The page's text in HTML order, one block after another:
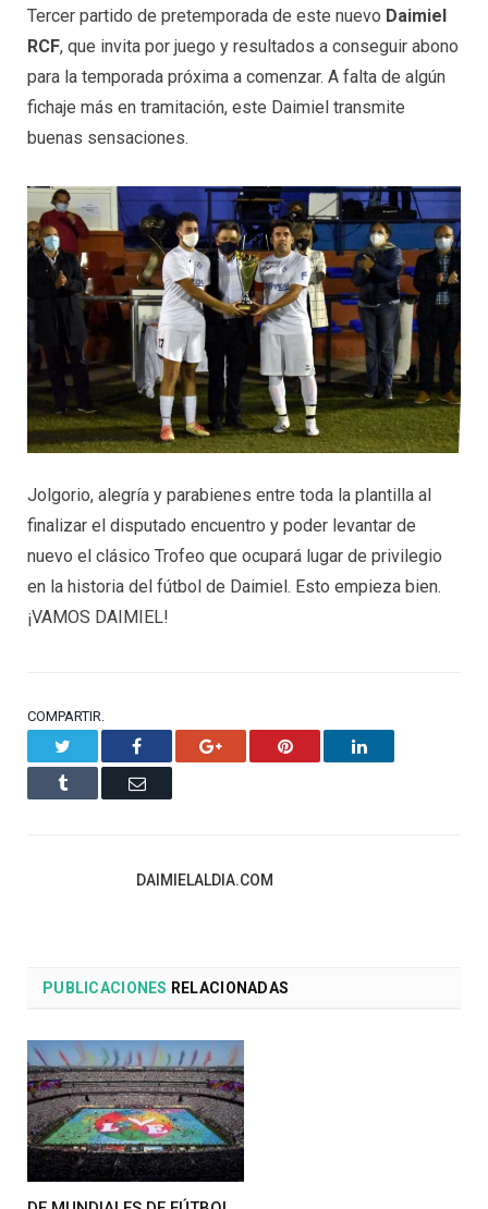
Tercer partido de pretemporada de este nuevo Daimiel
RCF, que invita por juego y resultados a conseguir abono
para la temporada próxima a comenzar. A falta de algún
fichaje más en tramitación, este Daimiel transmite
buenas sensaciones.
Jolgorio, alegría y parabienes entre toda la plantilla al
finalizar el disputado encuentro y poder levantar de
nuevo el clásico Trofeo que ocupará lugar de privilegio
en la historia del fútbol de Daimiel. Esto empieza bien.
¡VAMOS DAIMIEL!
COMPARTIR.
Facebook Google+ Pinterest LinkedIn
Tumblr Email
DAIMIELALDIA.COM
PUBLICACIONES RELACIONADAS